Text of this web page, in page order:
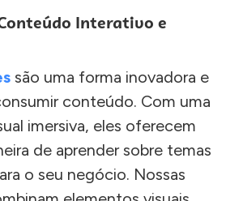
Interativo e
são uma forma inovadora e
conteúdo. Com uma
imersiva, eles oferecem
de aprender sobre temas
o seu negócio. Nossas